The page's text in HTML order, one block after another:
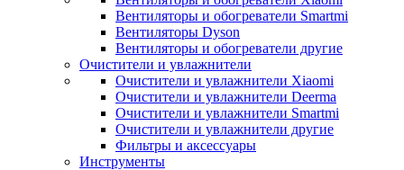
Вентиляторы и обогреватели Smartmi
Вентиляторы Dyson
Вентиляторы и обогреватели другие
Очистители и увлажнители
Очистители и увлажнители Xiaomi
Очистители и увлажнители Deerma
Очистители и увлажнители Smartmi
Очистители и увлажнители другие
Фильтры и аксессуары
Инструменты